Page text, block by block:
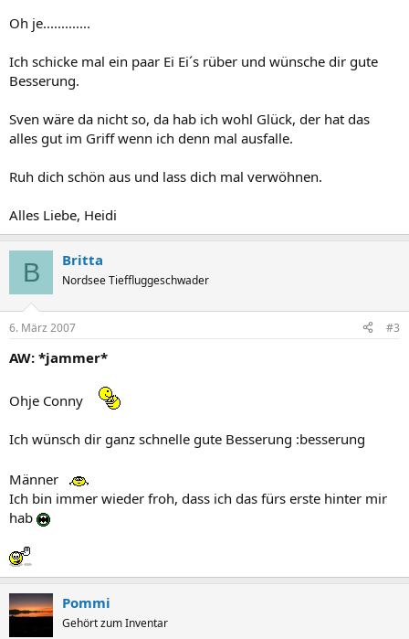
Oh je.............
Ich schicke mal ein paar Ei Ei´s rüber und wünsche dir gute
Besserung.
Sven wäre da nicht so, da hab ich wohl Glück, der hat das
alles gut im Griff wenn ich denn mal ausfalle.
Ruh dich schön aus und lass dich mal verwöhnen.
Alles Liebe, Heidi
B Britta
Nordsee Tieffluggeschwader
6. März 2007 #3
AW: *jammer*
Ohje Conny
Ich wünsch dir ganz schnelle gute Besserung :besserung
Männer
Ich bin immer wieder froh, dass ich das fürs erste hinter mir
hab
Pommi
Gehört zum Inventar